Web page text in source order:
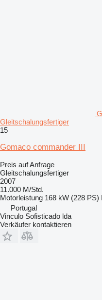
Gleitschalungsfertiger
15
Gomaco commander III
Preis auf Anfrage
Gleitschalungsfertiger
2007
11.000 M/Std.
Motorleistung 168 kW (228 PS)
Portugal
Vinculo Sofisticado lda
Verkäufer kontaktieren